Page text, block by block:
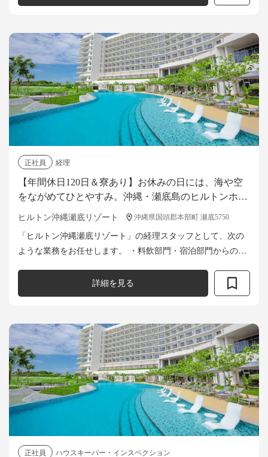
正社員
経理
【年間休日120日＆寮あり】お休みの日には、海や空
をながめてひとやすみ。沖縄・瀬底島のヒルトンホテ
ルで、経験を活かせる経理スタッフ募集！
ヒルトン沖縄瀬底リゾート 沖縄県国頭郡本部町 瀬底5750
「ヒルトン沖縄瀬底リゾート」の経理スタッフとして、次の
ような業務をお任せします。 ・料飲部門・宿泊部門からのレ
調理部門の在庫棚卸（毎月...
詳細を見る
正社員
ハウスキーパー・インスペクション